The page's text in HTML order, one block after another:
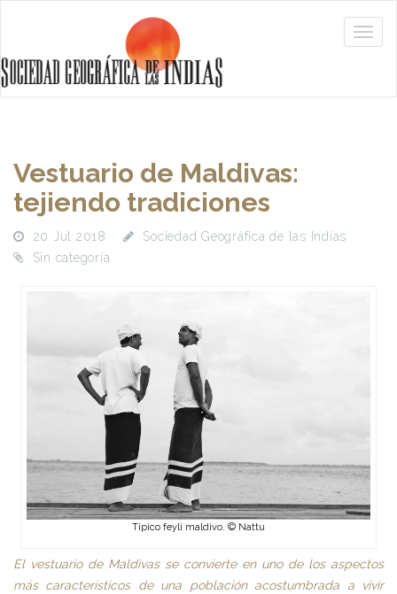
Vestuario de Maldivas:
tejiendo tradiciones
20 Jul 2018
Sociedad Geográfica de las Indias
Sin categoría
Típico feyli maldivo. © Nattu
El vestuario de Maldivas se convierte en uno de los aspectos
más característicos de una población acostumbrada a vivir